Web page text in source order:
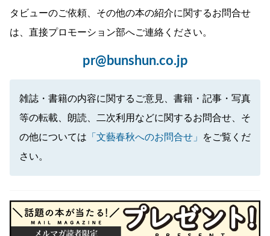
タビューのご依頼、その他の本の紹介に関するお問合せ
は、直接プロモーション部へご連絡ください。
pr@bunshun.co.jp
雑誌・書籍の内容に関するご意見、書籍・記事・写真
等の転載、朗読、二次利用などに関するお問合せ、そ
の他については 「文藝春秋へのお問合せ」
をご覧くだ
さい。